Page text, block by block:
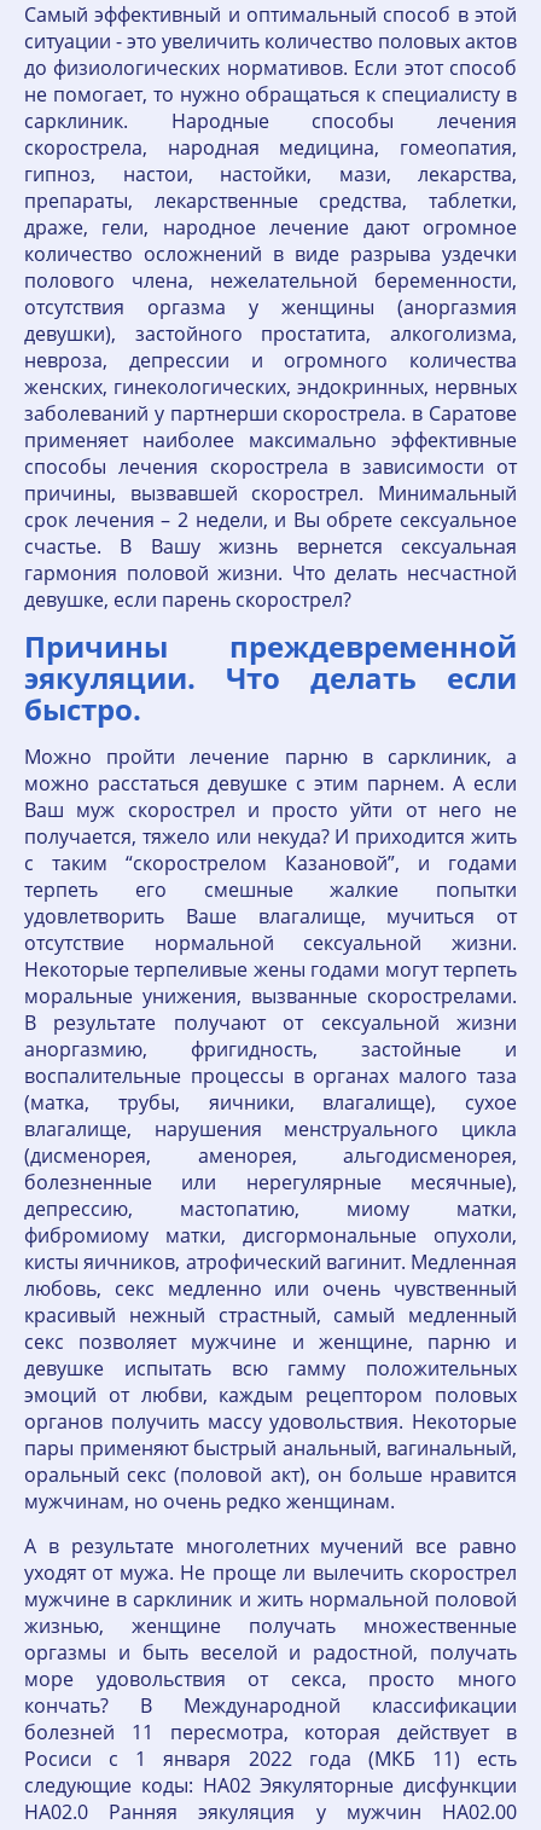
Самый эффективный и оптимальный способ в этой
ситуации - это увеличить количество половых актов
до физиологических нормативов. Если этот способ
не помогает, то нужно обращаться к специалисту в
сарклиник. Народные способы лечения
скорострела, народная медицина, гомеопатия,
гипноз, настои, настойки, мази, лекарства,
препараты, лекарственные средства, таблетки,
драже, гели, народное лечение дают огромное
количество осложнений в виде разрыва уздечки
полового члена, нежелательной беременности,
отсутствия оргазма у женщины (аноргазмия
девушки), застойного простатита, алкоголизма,
невроза, депрессии и огромного количества
женских, гинекологических, эндокринных, нервных
заболеваний у партнерши скорострела. в Саратове
применяет наиболее максимально эффективные
способы лечения скорострела в зависимости от
причины, вызвавшей скорострел. Минимальный
срок лечения – 2 недели, и Вы обрете сексуальное
счастье. В Вашу жизнь вернется сексуальная
гармония половой жизни. Что делать несчастной
девушке, если парень скорострел?
Причины преждевременной
эякуляции. Что делать если
быстро.
Можно пройти лечение парню в сарклиник, а
можно расстаться девушке с этим парнем. А если
Ваш муж скорострел и просто уйти от него не
получается, тяжело или некуда? И приходится жить
с таким “скорострелом Казановой”, и годами
терпеть его смешные жалкие попытки
удовлетворить Ваше влагалище, мучиться от
отсутствие нормальной сексуальной жизни.
Некоторые терпеливые жены годами могут терпеть
моральные унижения, вызванные скорострелами.
В результате получают от сексуальной жизни
аноргазмию, фригидность, застойные и
воспалительные процессы в органах малого таза
(матка, трубы, яичники, влагалище), сухое
влагалище, нарушения менструального цикла
(дисменорея, аменорея, альгодисменорея,
болезненные или нерегулярные месячные),
депрессию, мастопатию, миому матки,
фибромиому матки, дисгормональные опухоли,
кисты яичников, атрофический вагинит. Медленная
любовь, секс медленно или очень чувственный
красивый нежный страстный, самый медленный
секс позволяет мужчине и женщине, парню и
девушке испытать всю гамму положительных
эмоций от любви, каждым рецептором половых
органов получить массу удовольствия. Некоторые
пары применяют быстрый анальный, вагинальный,
оральный секс (половой акт), он больше нравится
мужчинам, но очень редко женщинам.
А в результате многолетних мучений все равно
уходят от мужа. Не проще ли вылечить скорострел
мужчине в сарклиник и жить нормальной половой
жизнью, женщине получать множественные
оргазмы и быть веселой и радостной, получать
море удовольствия от секса, просто много
кончать? В Международной классификации
болезней 11 пересмотра, которая действует в
Росиси с 1 января 2022 года (МКБ 11) есть
следующие коды: HA02 Эякуляторные дисфункции
HA02.0 Ранняя эякуляция у мужчин HA02.00